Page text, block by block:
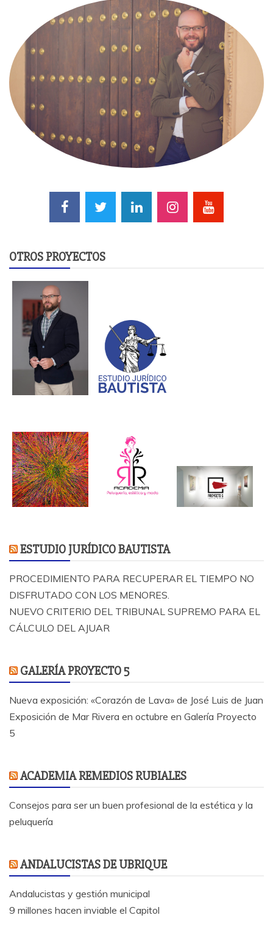
OTROS PROYECTOS
ESTUDIO JURÍDICO BAUTISTA
PROCEDIMIENTO PARA RECUPERAR EL TIEMPO NO
DISFRUTADO CON LOS MENORES.
NUEVO CRITERIO DEL TRIBUNAL SUPREMO PARA EL
CÁLCULO DEL AJUAR
GALERÍA PROYECTO 5
Nueva exposición: «Corazón de Lava» de José Luis de Juan
Exposición de Mar Rivera en octubre en Galería Proyecto
5
ACADEMIA REMEDIOS RUBIALES
Consejos para ser un buen profesional de la estética y la
peluquería
ANDALUCISTAS DE UBRIQUE
Andalucistas y gestión municipal
9 millones hacen inviable el Capitol